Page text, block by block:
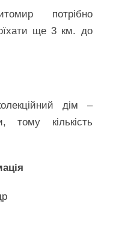
потрібно
ще 3 км. до
дім –
тому кількість